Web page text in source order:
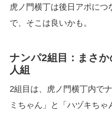
虎ノ門横丁は後日アポに
で、そこは良いかも。
ナンパ2組目：まさ
人組
2組目は、虎ノ門横丁内で
ミちゃん」と「ハヅキちゃ